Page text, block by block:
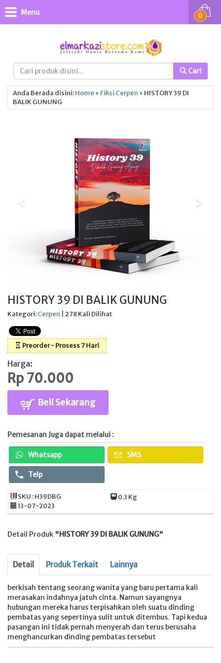
Cari
0
Menu
Anda Berada disini:Home › Fiksi Cerpen › HISTORY 39 DI
BALIK GUNUNG
HISTORY 39 DI BALIK GUNUNG
Kategori:Cerpen | 278 Kali Dilihat
Preorder - Prosess 7 Hari
Harga:
Rp 70.000
Beli Sekarang
Pemesanan Juga dapat melalui :
Whatsapp SMS
Telp
SKU : H39DBG
0.3 Kg
13-07-2023
Detail Produk "HISTORY 39 DI BALIK GUNUNG"
Detail Produk Terkait Lainnya
berkisah tentang seorang wanita yang baru pertama kali
merasakan indahnya jatuh cinta. Namun sayangnya
hubungan mereka harus terpisahkan oleh suatu dinding
pembatas yang sepertinya sulit untuk ditembus. Tapi kedua
pasangan ini tidak pernah menyerah dan terus berusaha
menghancurkan dinding pembatas tersebut